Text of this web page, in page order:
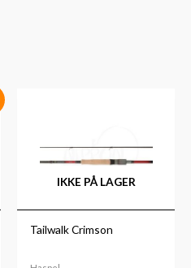
IKKE PÅ LAGER
Tailwalk Crimson